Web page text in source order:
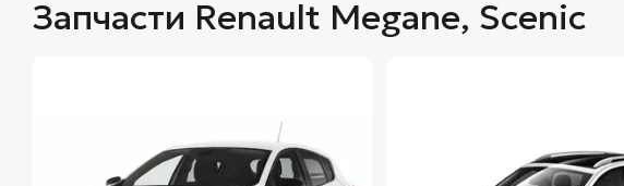
Запчасти Renault Megane, Scenic